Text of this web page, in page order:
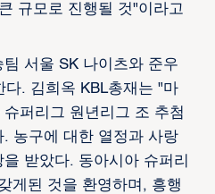
규모로 진행될 것"이라고
서울 SK 나이츠와 준우
다. 김희옥 KBL총재는 "마
퍼리그 원년리그 조 추첨
농구에 대한 열정과 사랑
받았다. 동아시아 슈퍼리
게된 것을 환영하며, 흥행